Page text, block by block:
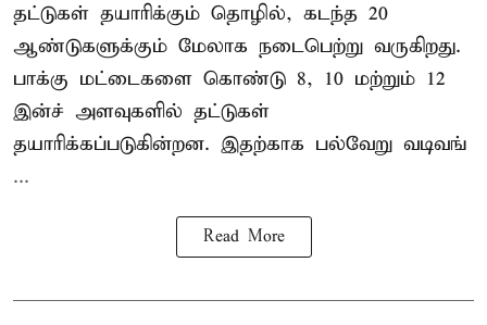
தட்டுகள் தயாரிக்கும் தொழில், கடந்த 20
ஆண்டுகளுக்கும் மேலாக நடைபெற்று வருகிறது.
பாக்கு மட்டைகளை கொண்டு 8, 10 மற்றும் 12
இன்ச் அளவுகளில் தட்டுகள்
தயாரிக்கப்படுகின்றன. இதற்காக பல்வேறு வடிவங்
...
Read More